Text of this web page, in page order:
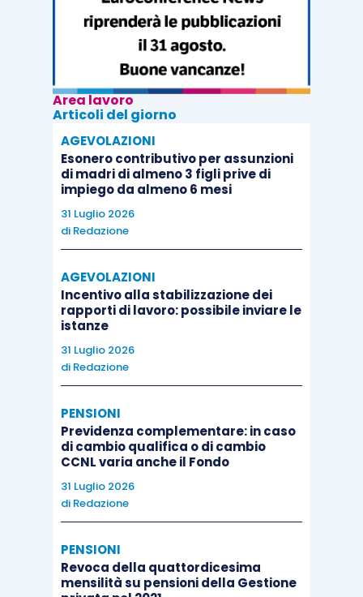
popolo la spingono a chiedere alla prossima
finanziamenti per riparare le perdite
dovute al cambiamento climatico.
Ma quello che più preme a Elizabeth e a tutti noi è
la giustizia. Lagiustizia climatica
solidarietà per la comunità globale, per risolvere
insieme le crisi della natura e del clima
Cosa significa giustizia climatica? Leggi il
divulgatrice ambientale, ufficio stampa e
copywriter e contributor del blog LeROSA.
Area lavoro
Articoli del giorno
AGEVOLAZIONI
Esonero contributivo per assunzioni
di madri di almeno 3 figli prive di
impiego da almeno 6 mesi
31 Luglio 2026
di Redazione
AGEVOLAZIONI
Incentivo alla stabilizzazione dei
rapporti di lavoro: possibile inviare le
istanze
31 Luglio 2026
di Redazione
PENSIONI
Previdenza complementare: in caso
di cambio qualifica o di cambio
CCNL varia anche il Fondo
31 Luglio 2026
di Redazione
PENSIONI
Revoca della quattordicesima
mensilità su pensioni della Gestione